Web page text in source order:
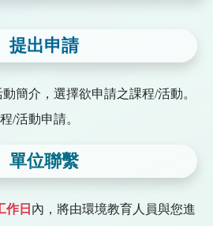
提出申請
簡介，選擇欲申請之課程/活動。
/活動申請。
單位聯繫
作日 內，將由環境教育人員與您進